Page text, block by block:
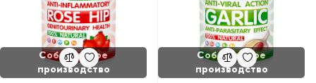
Собственное
производство
Собственное
производство